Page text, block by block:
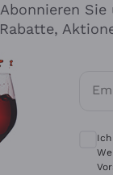
Abonnieren
Rabatte,